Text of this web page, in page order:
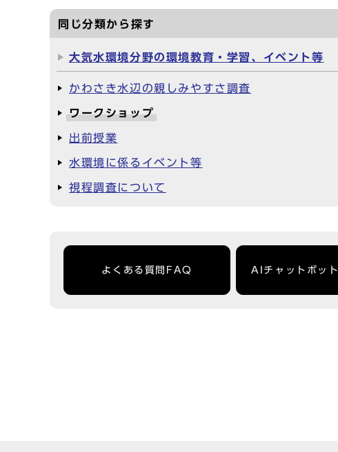
同じ分類から探す
大気水環境分野の環境教育・学習、イベント等
かわさき水辺の親しみやすさ調査
ワークショップ
出前授業
水環境に係るイベント等
視程調査について
よくある質問FAQ AIチャットボット